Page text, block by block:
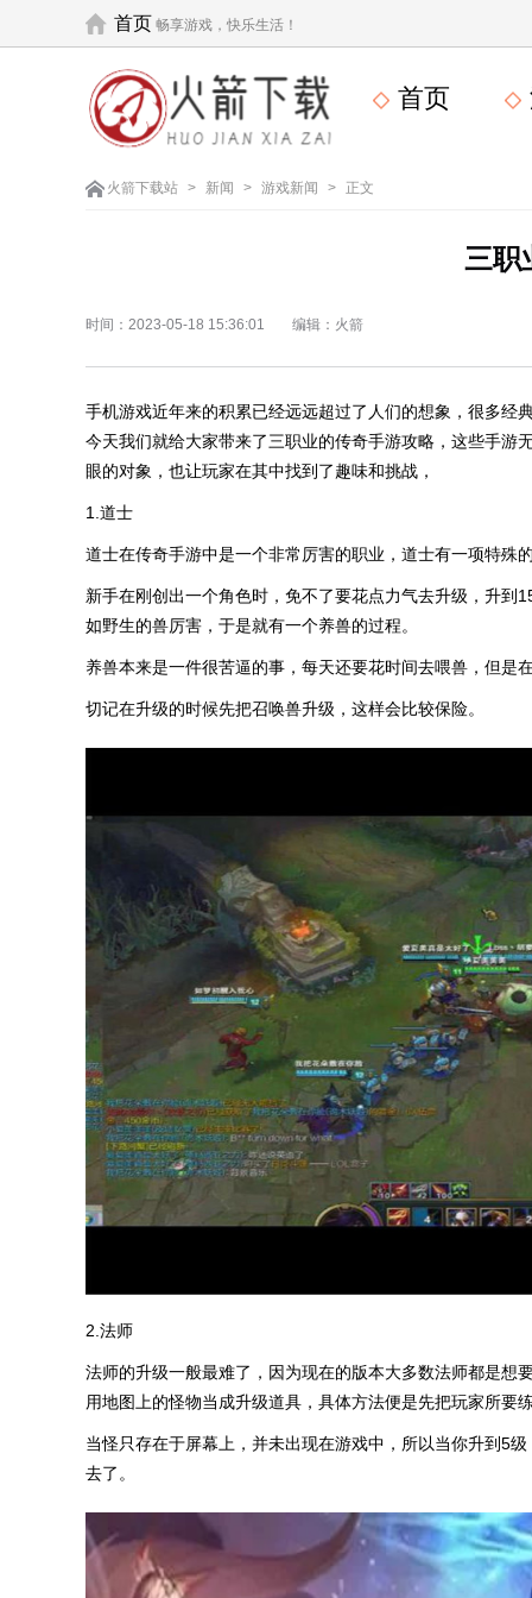
首页 畅享游戏，快乐生活！
首页
火箭下载站 > 新闻 > 游戏新闻 > 正文
三职
时间：2023-05-18 15:36:01 编辑：火箭
手机游戏近年来的积累已经远远超过了人们的想象，很多经
今天我们就给大家带来了三职业的传奇手游攻略，这些手游
眼的对象，也让玩家在其中找到了趣味和挑战，
1.道士
道士在传奇手游中是一个非常厉害的职业，道士有一项特殊
新手在刚创出一个角色时，免不了要花点力气去升级，升
如野生的兽厉害，于是就有一个养兽的过程。
养兽本来是一件很苦逼的事，每天还要花时间去喂兽，但是
切记在升级的时候先把召唤兽升级，这样会比较保险。
2.法师
法师的升级一般最难了，因为现在的版本大多数法师都是想
用地图上的怪物当成升级道具，具体方法便是先把玩家所
当怪只存在于屏幕上，并未出现在游戏中，所以当你升到5
去了。